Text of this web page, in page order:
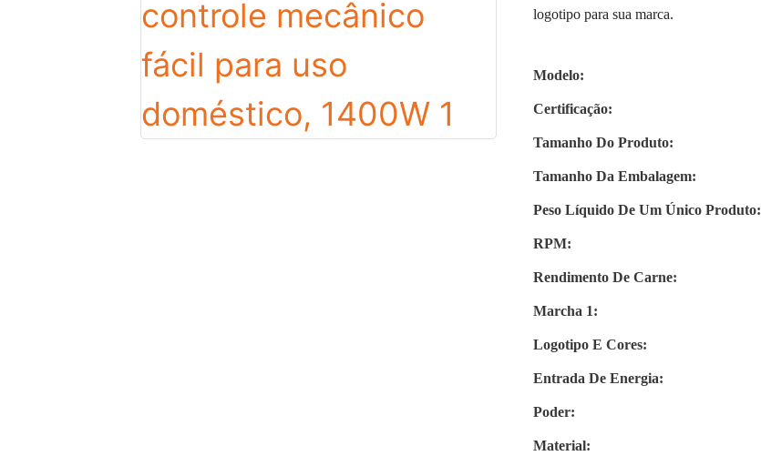
logotipo para sua marca.
Modelo:
Certificação:
Tamanho Do Produto:
Tamanho Da Embalagem:
Peso Líquido De Um Único Produto:
RPM:
Rendimento De Carne:
Marcha 1:
Logotipo E Cores:
Entrada De Energia:
Poder:
Material: